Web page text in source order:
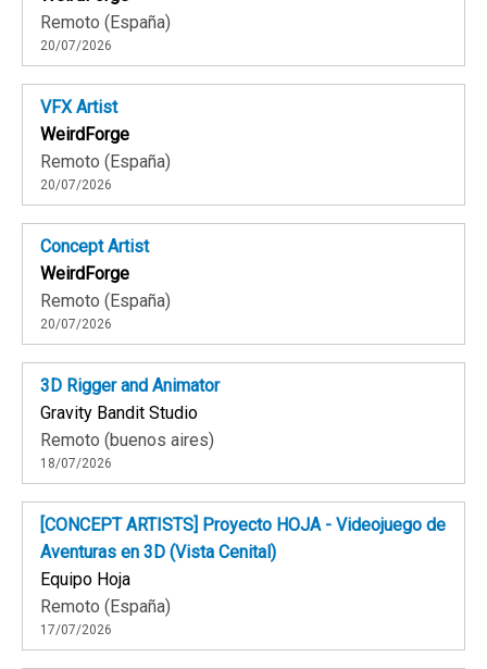
Remoto (España)
20/07/2026
VFX Artist
WeirdForge
Remoto (España)
20/07/2026
Concept Artist
WeirdForge
Remoto (España)
20/07/2026
3D Rigger and Animator
Gravity Bandit Studio
Remoto (buenos aires)
18/07/2026
[CONCEPT ARTISTS] Proyecto HOJA - Videojuego de
Aventuras en 3D (Vista Cenital)
Equipo Hoja
Remoto (España)
17/07/2026